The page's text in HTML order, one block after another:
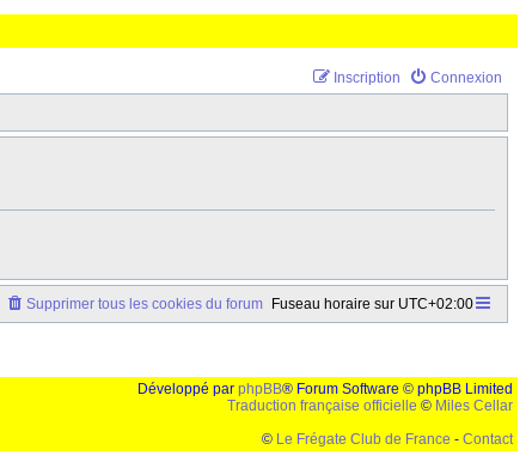
Connexion
Inscription
Fuseau horaire sur UTC+02:00
Supprimer tous les cookies du forum
Développé par phpBB® Forum Software © phpBB Limited
Traduction française officielle © Miles Cellar
© Le Frégate Club de France - Contact